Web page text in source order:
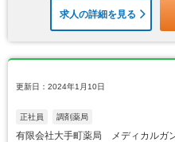
求人の詳細を見る
更新日：2024年1月10日
正社員 調剤薬局
有限会社大手町薬局 メディカルガ